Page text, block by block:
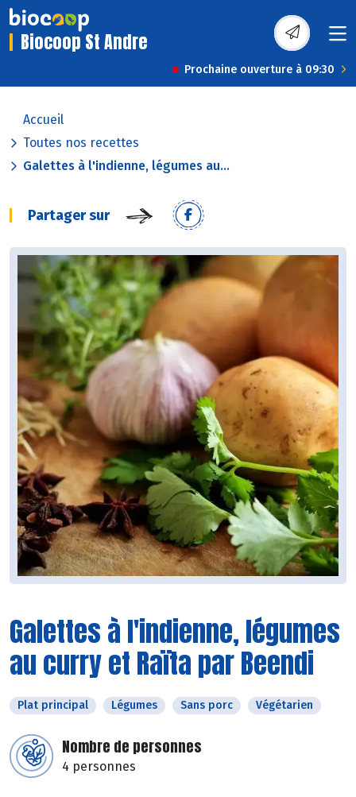
Biocoop St Andre
Prochaine ouverture à 09:30
Accueil
Toutes nos recettes
Galettes à l'indienne, légumes au...
Partager sur
Galettes à l'indienne, légumes
au curry et Raïta par Beendi
Plat principal Légumes Sans porc Végétarien
Nombre de personnes
4 personnes